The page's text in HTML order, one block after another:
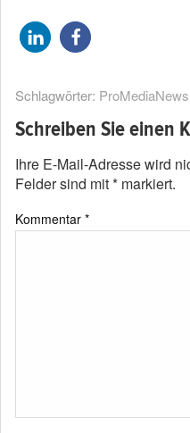
Schlagwörter: ProMediaNews
Schreiben Sie einen
Ihre E-Mail-Adresse wird
Felder sind mit* markiert.
Kommentar *